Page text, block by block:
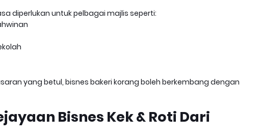
diperlukan untuk pelbagai majlis seperti:
yang betul, bisnes bakeri korang boleh berkembang dengan
Bisnes Kek & Roti Dari